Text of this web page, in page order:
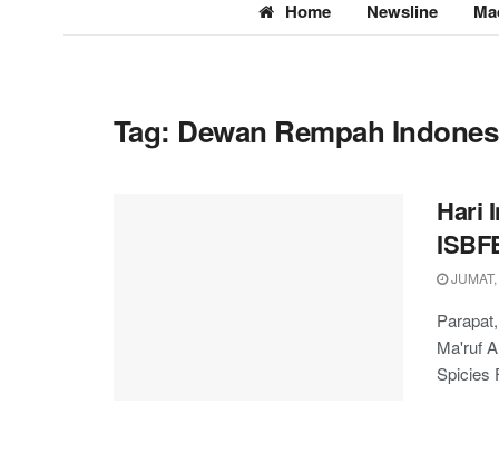
Home Newsline
Tag: Dewan Rempah
Hari
Ma'ruf
Spicies